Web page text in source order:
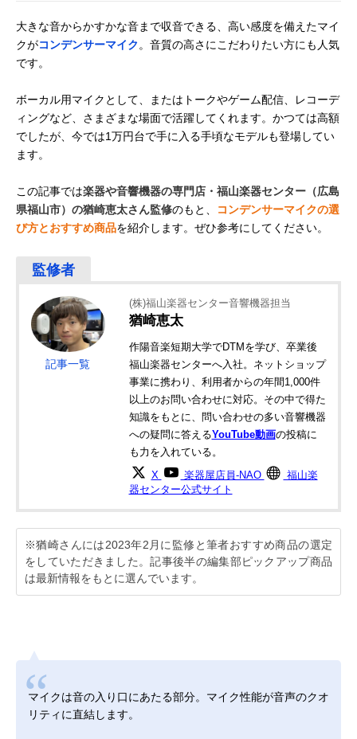
大きな音からかすかな音まで収音できる、高い感度を備えたマイ
クがコンデンサーマイク 。音質の高さにこだわりたい方にも人気
です。
ボーカル用マイクとして、またはトークやゲーム配信、レコーデ
ィングなど、さまざまな場面で活躍してくれます。かつては高額
でしたが、今では1万円台で手に入る手頃なモデルも登場してい
ます。
この記事では楽器や音響機器の専門店・福山楽器センター（広島
県福山市）の猶崎恵太さん監修のもと、
コンデンサーマイクの選
び方とおすすめ商品を紹介します。ぜひ参考にしてください。
記事一覧
(株)福山楽器センター音響機器担当
猶崎恵太
作陽音楽短期大学でDTMを学び、卒業後
福山楽器センターへ入社。ネットショップ
事業に携わり、利用者からの年間1,000件
以上のお問い合わせに対応。その中で得た
知識をもとに、問い合わせの多い音響機器
への疑問に答えるYouTube動画の投稿に
も力を入れている。
X 楽器屋店員-NAO
福山楽
器センター公式サイト
※猶崎さんには2023年2月に監修と筆者おすすめ商品の選定
をしていただきました。記事後半の編集部ピックアップ商品
は最新情報をもとに選んでいます。
マイクは音の入り口にあたる部分。マイク性能が音声のクオ
リティに直結します。